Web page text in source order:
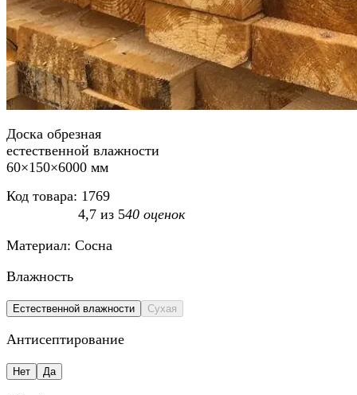
Доска обрезная
естественной влажности
60×150×6000 мм
Код товара: 1769
4,7 из 540 оценок
Материал: Сосна
Влажность
Естественной влажности Сухая
Антисептирование
Нет Да